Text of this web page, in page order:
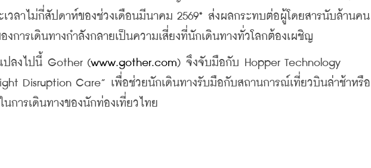
เวลาไม่กี่สัปดาห์ของช่วงเดือนมีนาคม 2569* ส่งผลกระทบต่อผู้โดยสารนับล้านคน
การเดินทางกำลังกลายเป็นความเสี่ยงที่นักเดินทางทั่วโลกต้องเผชิญ
ลงไปนี้ Gother (www.gother.com) จึงจับมือกับ Hopper Technology
Disruption Care” เพื่อช่วยนักเดินทางรับมือกับสถานการณ์เที่ยวบินล่าช้าหรือ
การเดินทางของนักท่องเที่ยวไทย